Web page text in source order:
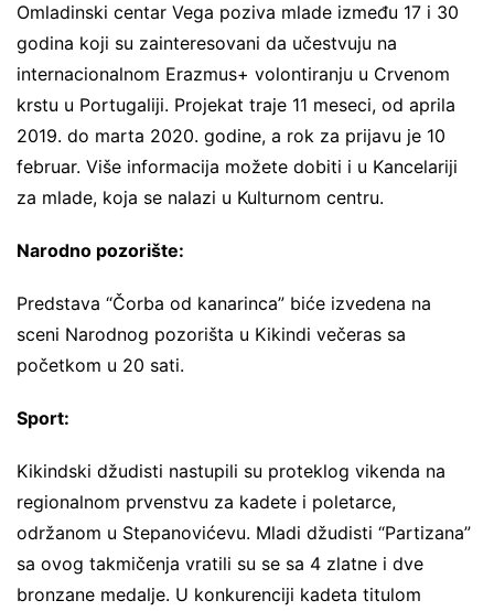
Omladinski centar Vega poziva mlade između 17 i 30
godina koji su zainteresovani da učestvuju na
internacionalnom Erazmus+ volontiranju u Crvenom
krstu u Portugaliji. Projekat traje 11 meseci, od aprila
2019. do marta 2020. godine, a rok za prijavu je 10
februar. Više informacija možete dobiti i u Kancelariji
za mlade, koja se nalazi u Kulturnom centru.
Narodno pozorište:
Predstava “Čorba od kanarinca” biće izvedena na
sceni Narodnog pozorišta u Kikindi večeras sa
početkom u 20 sati.
Sport:
Kikindski džudisti nastupili su proteklog vikenda na
regionalnom prvenstvu za kadete i poletarce,
održanom u Stepanovićevu. Mladi džudisti “Partizana”
sa ovog takmičenja vratili su se sa 4 zlatne i dve
bronzane medalje. U konkurenciji kadeta titulom